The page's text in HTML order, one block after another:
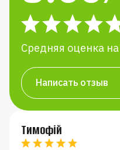
Средняя оценка
Написать отзыв
Тимофій